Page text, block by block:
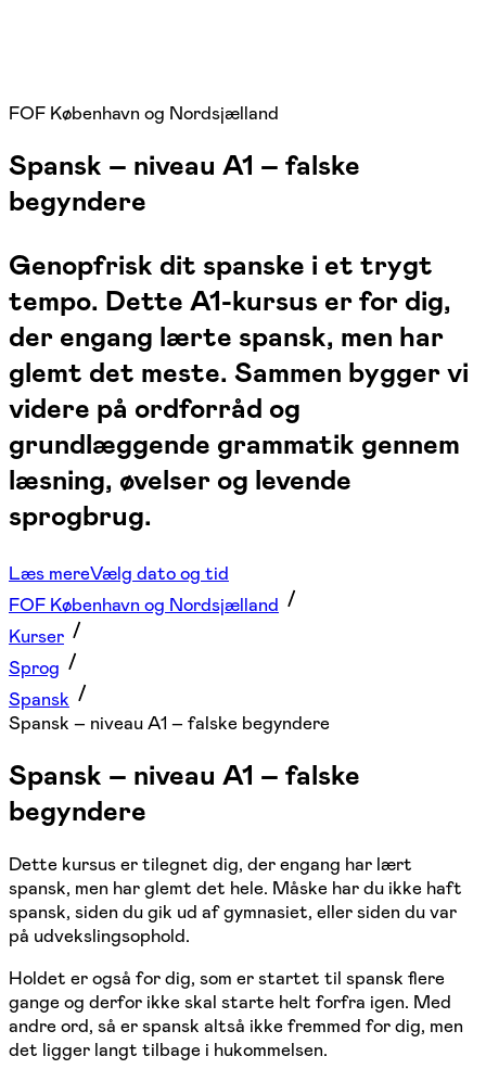
FOF København og Nordsjælland
Spansk – niveau A1 – falske
begyndere
Genopfrisk dit spanske i et trygt
tempo. Dette A1-kursus er for dig,
der engang lærte spansk, men har
glemt det meste. Sammen bygger vi
videre på ordforråd og
grundlæggende grammatik gennem
læsning, øvelser og levende
sprogbrug.
Læs mereVælg dato og tid
FOF København og Nordsjælland
Kurser
Sprog
Spansk
Spansk – niveau A1 – falske begyndere
Spansk – niveau A1 – falske
begyndere
Dette kursus er tilegnet dig, der engang har lært
spansk, men har glemt det hele. Måske har du ikke haft
spansk, siden du gik ud af gymnasiet, eller siden du var
på udvekslingsophold.
Holdet er også for dig, som er startet til spansk flere
gange og derfor ikke skal starte helt forfra igen. Med
andre ord, så er spansk altså ikke fremmed for dig, men
det ligger langt tilbage i hukommelsen.